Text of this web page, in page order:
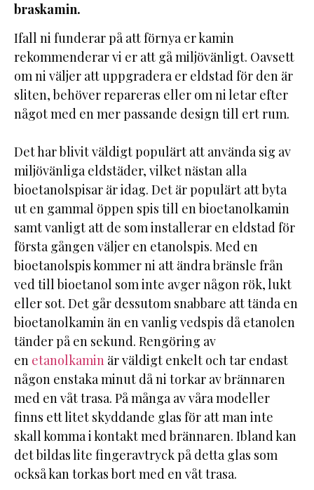
braskamin.
Ifall ni funderar på att förnya er kamin
rekommenderar vi er att gå miljövänligt. Oavsett
om ni väljer att uppgradera er eldstad för den är
sliten, behöver repareras eller om ni letar efter
något med en mer passande design till ert rum.
Det har blivit väldigt populärt att använda sig av
miljövänliga eldstäder, vilket nästan alla
bioetanolspisar är idag. Det är populärt att byta
ut en gammal öppen spis till en bioetanolkamin
samt vanligt att de som installerar en eldstad för
första gången väljer en etanolspis. Med en
bioetanolspis kommer ni att ändra bränsle från
ved till bioetanol som inte avger någon rök, lukt
eller sot. Det går dessutom snabbare att tända en
bioetanolkamin än en vanlig vedspis då etanolen
tänder på en sekund. Rengöring av
en etanolkamin är väldigt enkelt och tar endast
någon enstaka minut då ni torkar av brännaren
med en våt trasa. På många av våra modeller
finns ett litet skyddande glas för att man inte
skall komma i kontakt med brännaren. Ibland kan
det bildas lite fingeravtryck på detta glas som
också kan torkas bort med en våt trasa.